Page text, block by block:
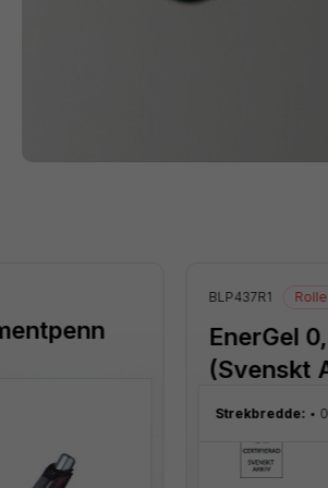
BLP437R1
EnerGel
(Svenskt
Strekbredde: